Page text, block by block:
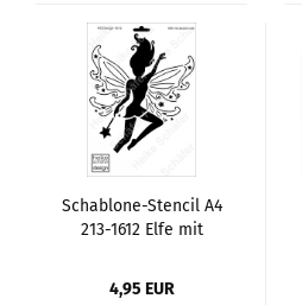
Schablone-Stencil A4
213-1612 Elfe mit
4,95 EUR